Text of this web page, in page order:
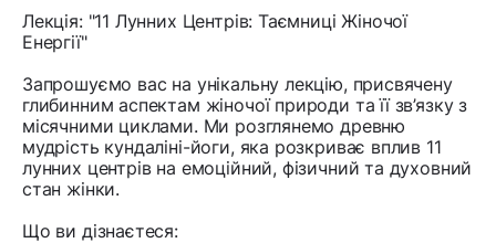
Лекція: "11 Лунних Центрів: Таємниці Жіночої
Енергії"
Запрошуємо вас на унікальну лекцію, присвячену
глибинним аспектам жіночої природи та її зв’язку з
місячними циклами. Ми розглянемо древню
мудрість кундаліні-йоги, яка розкриває вплив 11
лунних центрів на емоційний, фізичний та духовний
стан жінки.
Що ви дізнаєтеся: